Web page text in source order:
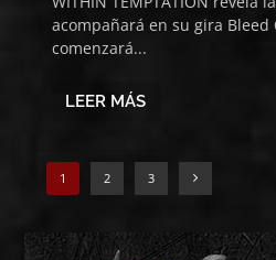
acompañará en su gira Bleed
comenzará...
LEER MÁS
1 2 3